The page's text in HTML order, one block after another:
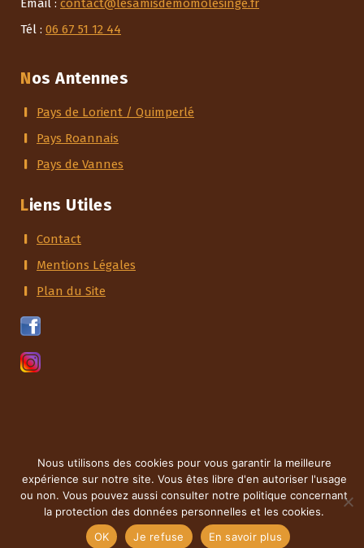
Email : contact@lesamisdemomolesinge.fr
Tél : 06 67 51 12 44
Nos Antennes
Pays de Lorient / Quimperlé
Pays Roannais
Pays de Vannes
Liens Utiles
Contact
Mentions Légales
Plan du Site
Copyright © 2026 Les Amis de Momo Le Singe | Création
du siteBD Communication
Nous utilisons des cookies pour vous garantir la meilleure
expérience sur notre site. Vous êtes libre d'en autoriser l'usage
ou non. Vous pouvez aussi consulter notre politique concernant
la protection des données personnelles et les cookies.
OK
Je refuse En savoir plus